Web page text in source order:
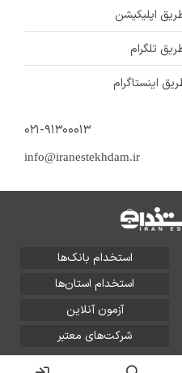
اپلیکیشن
تلگرام
اینستاگرام
۰۲۱-۹۱۳۰۰۰۱۳
info@iranestekhdam.ir
استخدام بانک‌ها
استخدام استان‌ها
آزمون آنلاین
شرکت‌های معتبر
آلتین سیستم محفوظ است و هر